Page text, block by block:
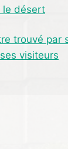
le désert
trouvé par
visiteurs